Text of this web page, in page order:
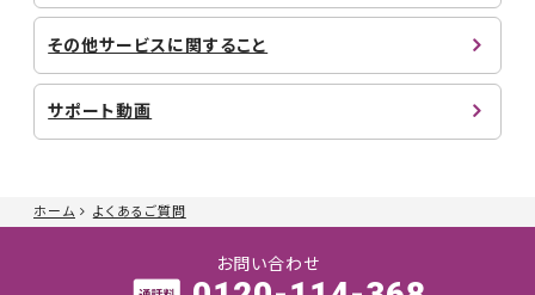
ホーム よくあるご質問
その他サービスに関すること
サポート動画
お問い合わせ